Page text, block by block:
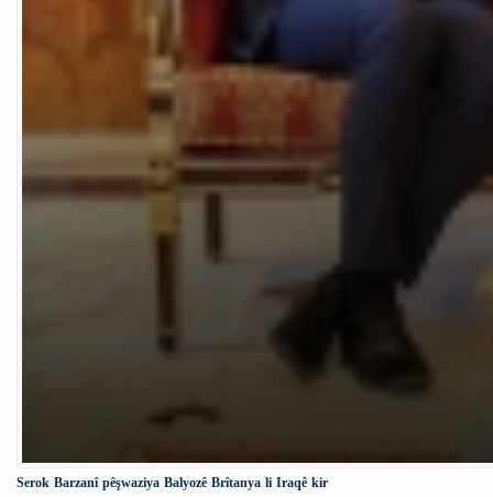
Serok Barzanî pêşwaziya Balyozê Brîtanya li Iraqê kir